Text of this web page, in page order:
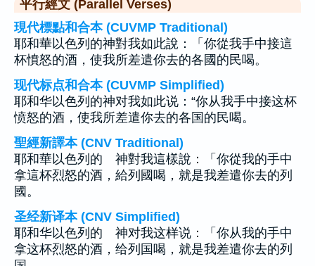
平行經文 (Parallel Verses)
現代標點和合本 (CUVMP Traditional)
耶和華以色列的神對我如此說：「你從我手中接這
杯憤怒的酒，使我所差遣你去的各國的民喝。
现代标点和合本 (CUVMP Simplified)
耶和华以色列的神对我如此说：“你从我手中接这杯
愤怒的酒，使我所差遣你去的各国的民喝。
聖經新譯本 (CNV Traditional)
耶和華以色列的 神對我這樣說：「你從我的手中
拿這杯烈怒的酒，給列國喝，就是我差遣你去的列
國。
圣经新译本 (CNV Simplified)
耶和华以色列的 神对我这样说：「你从我的手中
拿这杯烈怒的酒，给列国喝，就是我差遣你去的列